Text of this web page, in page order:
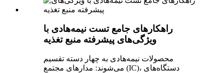
راهکارهای جامع تست نیمه‌هادی با
ویژگی‌های پیشرفته منبع تغذیه
محصولات نیمه‌هادی به چهار دسته تقسیم
می‌شوند: مدارهای مجتمع (IC)، دستگاه‌های